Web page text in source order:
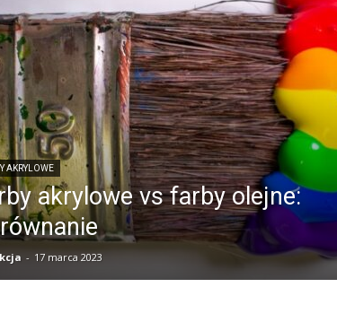
AKRYLOWE
akrylowe vs farby olejne:
- 17 marca 2023